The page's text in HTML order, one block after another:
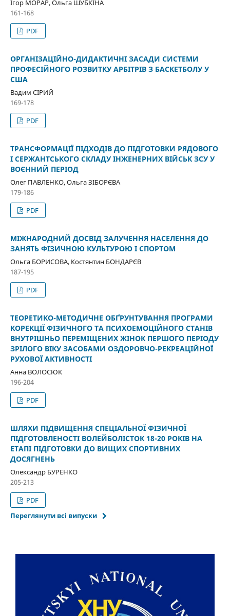
Ігор МОРАР, Ольга ШУБКІНА
161-168
PDF
ОРГАНІЗАЦІЙНО-ДИДАКТИЧНІ ЗАСАДИ СИСТЕМИ
ПРОФЕСІЙНОГО РОЗВИТКУ АРБІТРІВ З БАСКЕТБОЛУ У
США
Вадим СІРИЙ
169-178
PDF
ТРАНСФОРМАЦІЇ ПІДХОДІВ ДО ПІДГОТОВКИ РЯДОВОГО
І СЕРЖАНТСЬКОГО СКЛАДУ ІНЖЕНЕРНИХ ВІЙСЬК ЗСУ У
ВОЄННИЙ ПЕРІОД
Олег ПАВЛЕНКО, Ольга ЗІБОРЄВА
179-186
PDF
МІЖНАРОДНИЙ ДОСВІД ЗАЛУЧЕННЯ НАСЕЛЕННЯ ДО
ЗАНЯТЬ ФІЗИЧНОЮ КУЛЬТУРОЮ І СПОРТОМ
Ольга БОРИСОВА, Костянтин БОНДАРЄВ
187-195
PDF
ТЕОРЕТИКО-МЕТОДИЧНЕ ОБҐРУНТУВАННЯ ПРОГРАМИ
КОРЕКЦІЇ ФІЗИЧНОГО ТА ПСИХОЕМОЦІЙНОГО СТАНІВ
ВНУТРІШНЬО ПЕРЕМІЩЕНИХ ЖІНОК ПЕРШОГО ПЕРІОДУ
ЗРІЛОГО ВІКУ ЗАСОБАМИ ОЗДОРОВЧО-РЕКРЕАЦІЙНОЇ
РУХОВОЇ АКТИВНОСТІ
Анна ВОЛОСЮК
196-204
PDF
ШЛЯХИ ПІДВИЩЕННЯ СПЕЦІАЛЬНОЇ ФІЗИЧНОЇ
ПІДГОТОВЛЕНОСТІ ВОЛЕЙБОЛІСТОК 18-20 РОКІВ НА
ЕТАПІ ПІДГОТОВКИ ДО ВИЩИХ СПОРТИВНИХ
ДОСЯГНЕНЬ
Олександр БУРЕНКО
205-213
PDF
Переглянути всі випуски